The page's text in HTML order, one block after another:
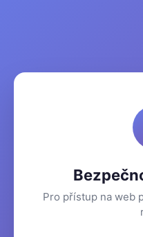
Pro přístup na web